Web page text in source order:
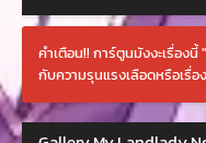
คำเตือน!! การ์ตูนมังงะเรื่อง
กับความรุนแรงเลือดหรือเรื่อ